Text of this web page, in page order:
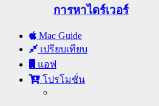
การหาไดร์เวอร์
Mac Guide
เปรียบเทียบ
แอฟ
โปรโมชั่น